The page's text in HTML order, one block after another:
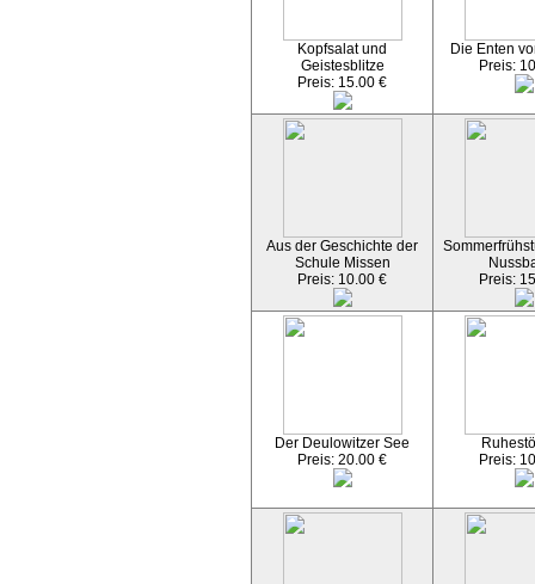
Kopfsalat und
Geistesblitze
Preis: 15.00 €
Die Enten
Preis:
Aus der Geschichte der
Schule Missen
Preis: 10.00 €
Preis:
Der Deulowitzer See
Preis: 20.00 €
Preis: